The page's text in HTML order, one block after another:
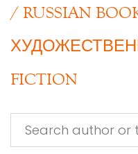
/ RUSSIAN
FICTION